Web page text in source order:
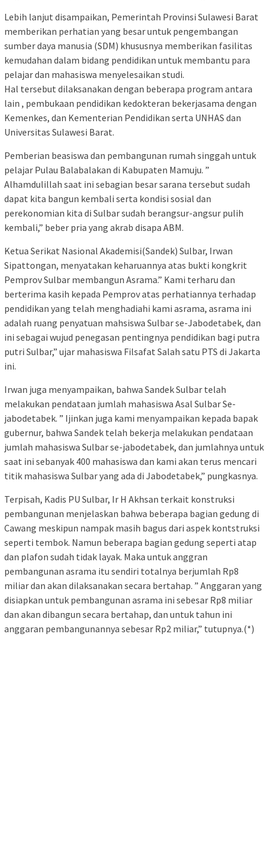
Lebih lanjut disampaikan, Pemerintah Provinsi Sulawesi Barat
memberikan perhatian yang besar untuk pengembangan
sumber daya manusia (SDM) khususnya memberikan fasilitas
kemudahan dalam bidang pendidikan untuk membantu para
pelajar dan mahasiswa menyelesaikan studi.
Hal tersebut dilaksanakan dengan beberapa program antara
lain , pembukaan pendidikan kedokteran bekerjasama dengan
Kemenkes, dan Kementerian Pendidikan serta UNHAS dan
Universitas Sulawesi Barat.
Pemberian beasiswa dan pembangunan rumah singgah untuk
pelajar Pulau Balabalakan di Kabupaten Mamuju. ”
Alhamdulillah saat ini sebagian besar sarana tersebut sudah
dapat kita bangun kembali serta kondisi sosial dan
perekonomian kita di Sulbar sudah berangsur-angsur pulih
kembali,” beber pria yang akrab disapa ABM.
Ketua Serikat Nasional Akademisi(Sandek) Sulbar, Irwan
Sipattongan, menyatakan keharuannya atas bukti kongkrit
Pemprov Sulbar membangun Asrama.” Kami terharu dan
berterima kasih kepada Pemprov atas perhatiannya terhadap
pendidikan yang telah menghadiahi kami asrama, asrama ini
adalah ruang penyatuan mahsiswa Sulbar se-Jabodetabek, dan
ini sebagai wujud penegasan pentingnya pendidikan bagi putra
putri Sulbar,” ujar mahasiswa Filsafat Salah satu PTS di Jakarta
ini.
Irwan juga menyampaikan, bahwa Sandek Sulbar telah
melakukan pendataan jumlah mahasiswa Asal Sulbar Se-
jabodetabek. ” Ijinkan juga kami menyampaikan kepada bapak
gubernur, bahwa Sandek telah bekerja melakukan pendataan
jumlah mahasiswa Sulbar se-jabodetabek, dan jumlahnya untuk
saat ini sebanyak 400 mahasiswa dan kami akan terus mencari
titik mahasiswa Sulbar yang ada di Jabodetabek,” pungkasnya.
Terpisah, Kadis PU Sulbar, Ir H Akhsan terkait konstruksi
pembangunan menjelaskan bahwa beberapa bagian gedung di
Cawang meskipun nampak masih bagus dari aspek kontstruksi
seperti tembok. Namun beberapa bagian gedung seperti atap
dan plafon sudah tidak layak. Maka untuk anggran
pembangunan asrama itu sendiri totalnya berjumlah Rp8
miliar dan akan dilaksanakan secara bertahap. ” Anggaran yang
disiapkan untuk pembangunan asrama ini sebesar Rp8 miliar
dan akan dibangun secara bertahap, dan untuk tahun ini
anggaran pembangunannya sebesar Rp2 miliar,” tutupnya.(*)